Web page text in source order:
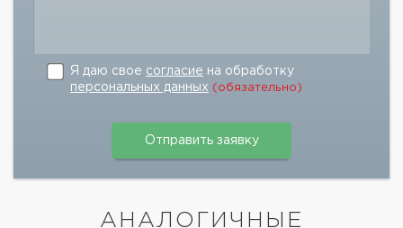
Я даю свое согласие на обработку
персональных данных (обязательно)
АНАЛОГИЧНЫЕ